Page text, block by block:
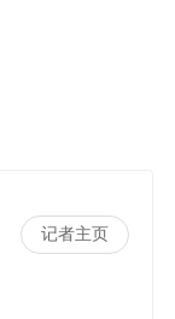
记者主页